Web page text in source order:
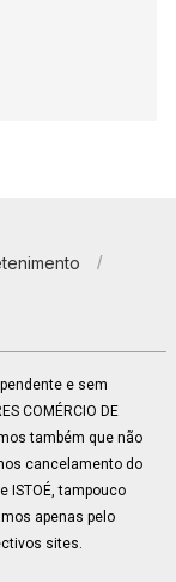
e sem
COMÉRCIO DE
também que não
cancelamento do
ISTOÉ, tampouco
apenas pelo
sites.